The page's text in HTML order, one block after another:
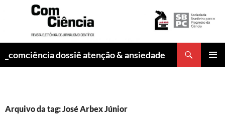
_comciência dossiê atenção & ansiedade
Arquivo da tag: José Arbex Júnior